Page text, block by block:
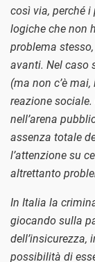
così via, perché
logiche che non
problema
avanti. Nel caso
(ma non c’è
reazione sociale.
nell’arena
assenza totale
l’attenzione su
altrettanto
In Italia la
giocando sulla
dell’insicurezza,
possibilità di